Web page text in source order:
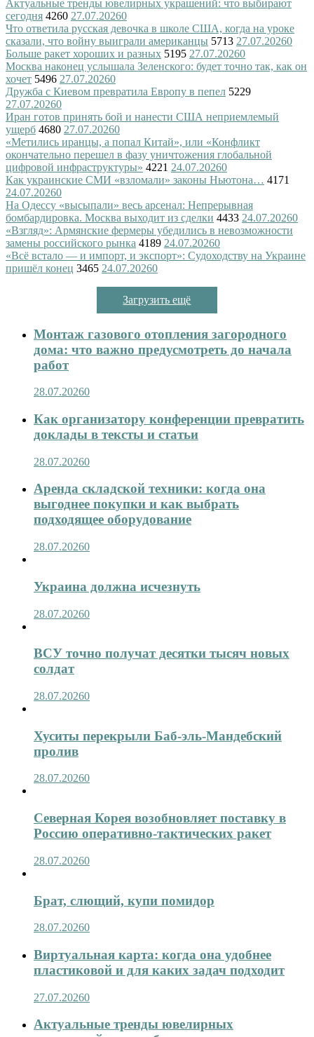
Актуальные тренды ювелирных украшений: что выбирают
сегодня 4260 27.07.20260
Что ответила русская девочка в школе США, когда на уроке
сказали, что войну выиграли американцы 5713 27.07.20260
Больше ракет хороших и разных 5195 27.07.20260
Москва наконец услышала Зеленского: будет точно так, как он
хочет 5496 27.07.20260
Дружба с Киевом превратила Европу в пепел 5229
27.07.20260
Иран готов принять бой и нанести США неприемлемый
ущерб 4680 27.07.20260
«Метились иранцы, а попал Китай», или «Конфликт
окончательно перешел в фазу уничтожения глобальной
цифровой инфраструктуры» 4221 24.07.20260
Как украинские СМИ «взломали» законы Ньютона… 4171
24.07.20260
На Одессу «высыпали» весь арсенал: Непрерывная
бомбардировка. Москва выходит из сделки 4433 24.07.20260
«Взгляд»: Армянские фермеры убедились в невозможности
замены российского рынка 4189 24.07.20260
«Всё встало — и импорт, и экспорт»: Судоходству на Украине
пришёл конец 3465 24.07.20260
Загрузить ещё
Монтаж газового отопления загородного
дома: что важно предусмотреть до начала
работ
28.07.20260
Как организатору конференции превратить
доклады в тексты и статьи
28.07.20260
Аренда складской техники: когда она
выгоднее покупки и как выбрать
подходящее оборудование
28.07.20260
Украина должна исчезнуть
28.07.20260
ВСУ точно получат десятки тысяч новых
солдат
28.07.20260
Хуситы перекрыли Баб-эль-Мандебский
пролив
28.07.20260
Северная Корея возобновляет поставку в
Россию оперативно-тактических ракет
28.07.20260
Брат, слющий, купи помидор
28.07.20260
Виртуальная карта: когда она удобнее
пластиковой и для каких задач подходит
27.07.20260
Актуальные тренды ювелирных